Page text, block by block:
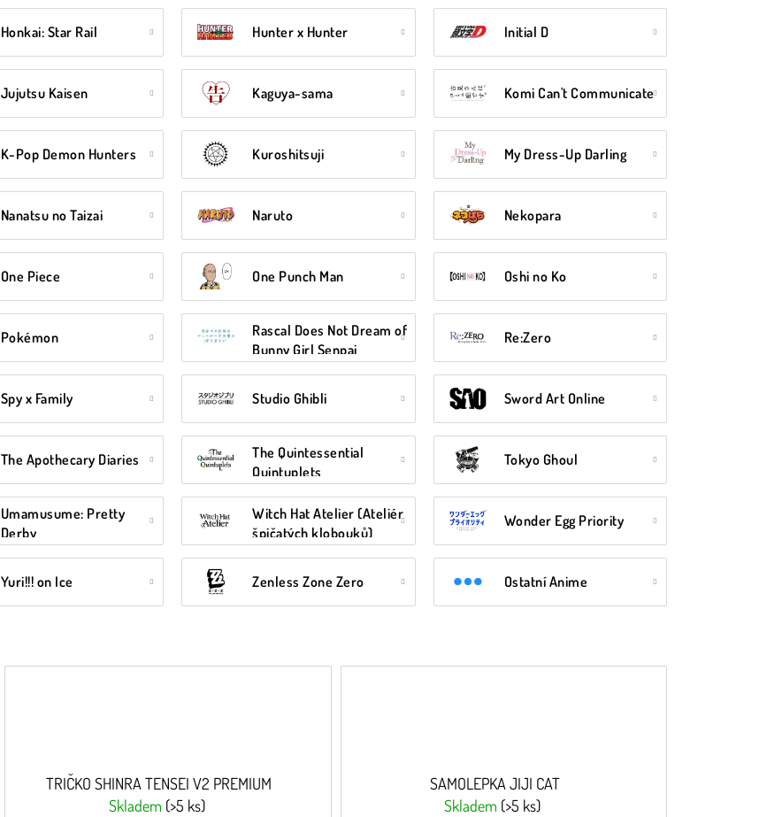
Honkai: Star Rail Hunter x Hunter Initial D
Jujutsu Kaisen Kaguya-sama Komi Can't Communicate
K-Pop Demon Hunters Kuroshitsuji My Dress-Up Darling
Nanatsu no Taizai Naruto Nekopara
One Piece One Punch Man Oshi no Ko
Pokémon
Rascal Does Not Dream of
Bunny Girl Senpai
Re:Zero
Spy x Family Studio Ghibli Sword Art Online
The Apothecary Diaries
The Quintessential
Quintuplets
Tokyo Ghoul
Umamusume: Pretty
Derby
Witch Hat Atelier (Ateliér
špičatých klobouků)
Wonder Egg Priority
Yuri!!! on Ice Zenless Zone Zero Ostatní Anime
TRIČKO SHINRA TENSEI V2 PREMIUM
Skladem (>5 ks)
SAMOLEPKA JIJI CAT
Skladem (>5 ks)